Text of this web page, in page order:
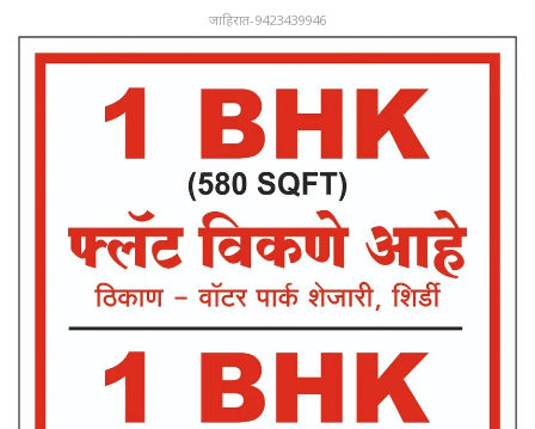
जाहिरात-9423439946